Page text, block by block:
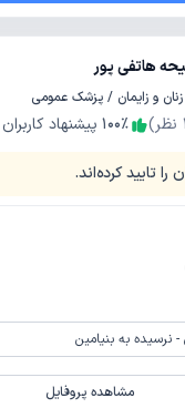
هاتفی پور
و زایمان / پزشک عمومی
1 نظر) 100٪ پیشنهاد کاربران
تایید کرده‌اند.
نرسیده به بنیامین
مشاهده پروفایل